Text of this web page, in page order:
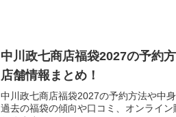
中川政七商店福袋2027の予約
店舗情報まとめ！
中川政七商店福袋2027の予約方法や中
過去の福袋の傾向や口コミ、オンライ